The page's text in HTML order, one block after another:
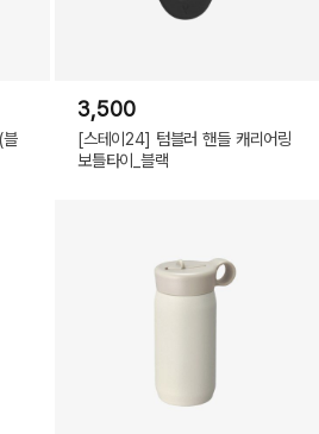
3,500
[스테이24] 텀블러 핸들 캐리어링
보틀타이_블랙